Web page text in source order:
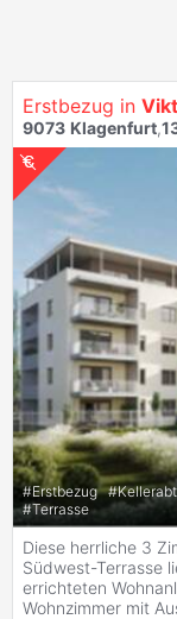
Erstbezug in
9073 Klagenfurt,
#Erstbezug #
#Terrasse
Diese herrliche 3
Südwest-Terrasse
errichteten
Wohnzimmer mit